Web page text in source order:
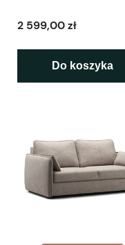
2 599,00 zł
Do koszyka